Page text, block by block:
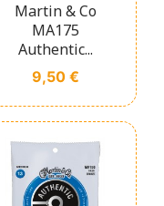
Martin & Co
MA175
Authentic...
Prix
9,50 €